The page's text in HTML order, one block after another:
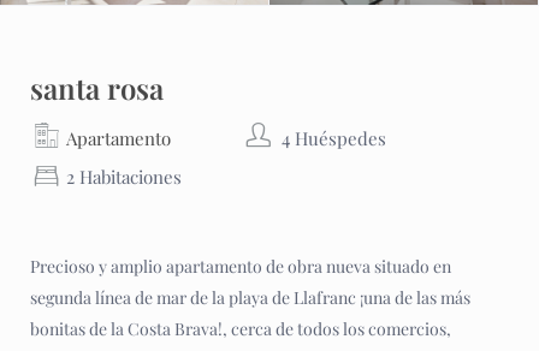
santa rosa
Apartamento
4 Huéspedes
2 Habitaciones
Precioso y amplio apartamento de obra nueva situado en
segunda línea de mar de la playa de Llafranc ¡una de las más
bonitas de la Costa Brava!, cerca de todos los comercios,